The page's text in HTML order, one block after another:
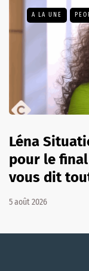
A LA UNE
Léna
pour le final
vous dit
5 août 2026